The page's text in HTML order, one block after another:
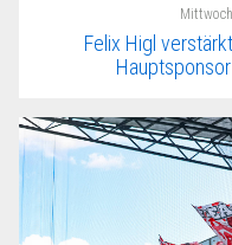
Mittwoch
Felix Higl